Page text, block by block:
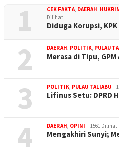
1 CEK FAKTA DAERAH
Dilihat
Diduga Korupsi,
2 DAERAH POLITIK PULAU
Merasa di Tipu,
3 POLITIK PULAU TALIABU
Lifinus Setu: DPRD
4 DAERAH OPINI 1561 Dilihat
Mengakhiri Sunyi;